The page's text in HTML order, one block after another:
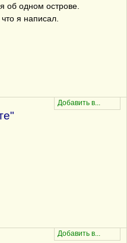
об одном острове.
я написал.